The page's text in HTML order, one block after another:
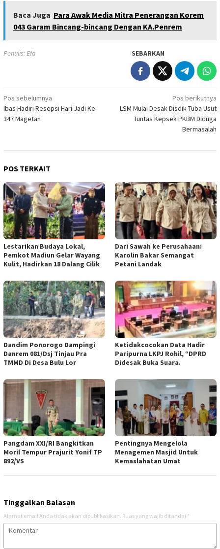
Baca Juga Para Awak Media Mitra Penerangan Korem
043 Garam Bincang-bincang Dengan KA.Penrem
Penulis: Efa SEBARKAN
Navigasi
pos
Pos sebelumnya
Ibas Hadiri Resepsi Hari Jadi Ke-
347 Magetan
Pos berikutnya
LSM Mulai Desak Disdik Tuba Usut
Tuntas Kepsek PKBM Diduga
Bermasalah
POS TERKAIT
Lestarikan Budaya Lokal,
Pemkot Madiun Gelar Wayang
Kulit, Hadirkan 18 Dalang Cilik
Dari Sawah ke Perusahaan:
Karolin Bakar Semangat
Petani Landak
Dandim Ponorogo Dampingi
Danrem 081/Dsj Tinjau Pra
TMMD Di Desa Bulu Lor
Ketidakcocokan Data Hadir
Paripurna LKPJ Rohil, “DPRD
Didesak Buka Suara.
Pangdam XXI/RI Bangkitkan
Moril Tempur Prajurit Yonif TP
892/VS
Pentingnya Mengelola
Menagemen Masjid Untuk
Kemaslahatan Umat
Tinggalkan Balasan
Alamat email Anda tidak akan dipublikasikan. Ruas yang wajib ditandai *